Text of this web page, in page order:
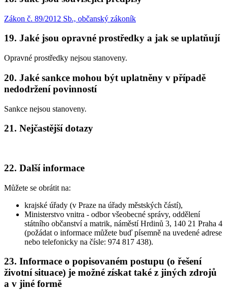
Zákon č. 89/2012 Sb., občanský zákoník
19. Jaké jsou opravné prostředky a jak se uplatňují
Opravné prostředky nejsou stanoveny.
20. Jaké sankce mohou být uplatněny v případě
nedodržení povinností
Sankce nejsou stanoveny.
21. Nejčastější dotazy
22. Další informace
Můžete se obrátit na:
krajské úřady (v Praze na úřady městských částí),
Ministerstvo vnitra - odbor všeobecné správy, oddělení
státního občanství a matrik, náměstí Hrdinů 3, 140 21 Praha 4
(požádat o informace můžete buď písemně na uvedené adrese
nebo telefonicky na čísle: 974 817 438).
23. Informace o popisovaném postupu (o řešení
životní situace) je možné získat také z jiných zdrojů
a v jiné formě